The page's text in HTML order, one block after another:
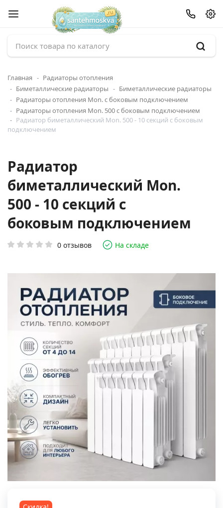
Главная
Радиаторы отопления
Биметаллические радиаторы
Биметаллические радиаторы
Радиаторы отопления Mon. с боковым подключением
Радиаторы отопления Mon. 500 с боковым подключением
Радиатор биметаллический Mon. 500 - 10 секций c боковым
подключением
Радиатор
биметаллический Mon.
500 - 10 секций c
боковым подключением
0 отзывов На складе